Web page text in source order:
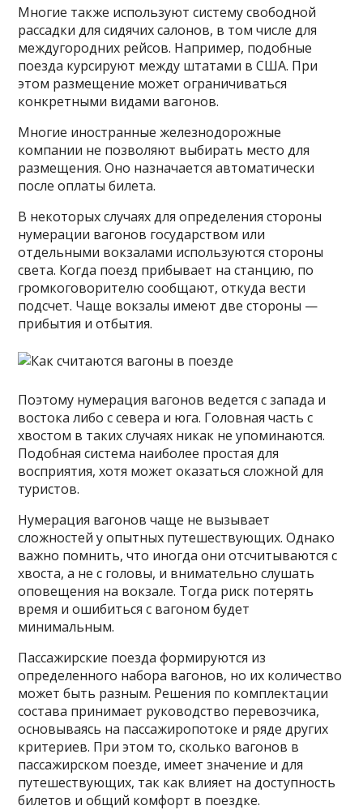
Многие также используют систему свободной
рассадки для сидячих салонов, в том числе для
междугородних рейсов. Например, подобные
поезда курсируют между штатами в США. При
этом размещение может ограничиваться
конкретными видами вагонов.
Многие иностранные железнодорожные
компании не позволяют выбирать место для
размещения. Оно назначается автоматически
после оплаты билета.
В некоторых случаях для определения стороны
нумерации вагонов государством или
отдельными вокзалами используются стороны
света. Когда поезд прибывает на станцию, по
громкоговорителю сообщают, откуда вести
подсчет. Чаще вокзалы имеют две стороны —
прибытия и отбытия.
Поэтому нумерация вагонов ведется с запада и
востока либо с севера и юга. Головная часть с
хвостом в таких случаях никак не упоминаются.
Подобная система наиболее простая для
восприятия, хотя может оказаться сложной для
туристов.
Нумерация вагонов чаще не вызывает
сложностей у опытных путешествующих. Однако
важно помнить, что иногда они отсчитываются с
хвоста, а не с головы, и внимательно слушать
оповещения на вокзале. Тогда риск потерять
время и ошибиться с вагоном будет
минимальным.
Пассажирские поезда формируются из
определенного набора вагонов, но их количество
может быть разным. Решения по комплектации
состава принимает руководство перевозчика,
основываясь на пассажиропотоке и ряде других
критериев. При этом то, сколько вагонов в
пассажирском поезде, имеет значение и для
путешествующих, так как влияет на доступность
билетов и общий комфорт в поездке.